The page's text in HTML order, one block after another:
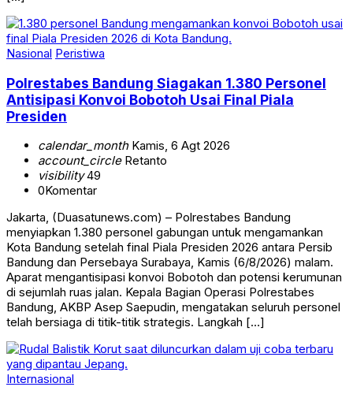
Nasional Peristiwa
Polrestabes Bandung Siagakan 1.380 Personel
Antisipasi Konvoi Bobotoh Usai Final Piala
Presiden
calendar_monthKamis, 6 Agt 2026
account_circleRetanto
visibility49
0Komentar
Jakarta, (Duasatunews.com) – Polrestabes Bandung
menyiapkan 1.380 personel gabungan untuk mengamankan
Kota Bandung setelah final Piala Presiden 2026 antara Persib
Bandung dan Persebaya Surabaya, Kamis (6/8/2026) malam.
Aparat mengantisipasi konvoi Bobotoh dan potensi kerumunan
di sejumlah ruas jalan. Kepala Bagian Operasi Polrestabes
Bandung, AKBP Asep Saepudin, mengatakan seluruh personel
telah bersiaga di titik-titik strategis. Langkah […]
Internasional